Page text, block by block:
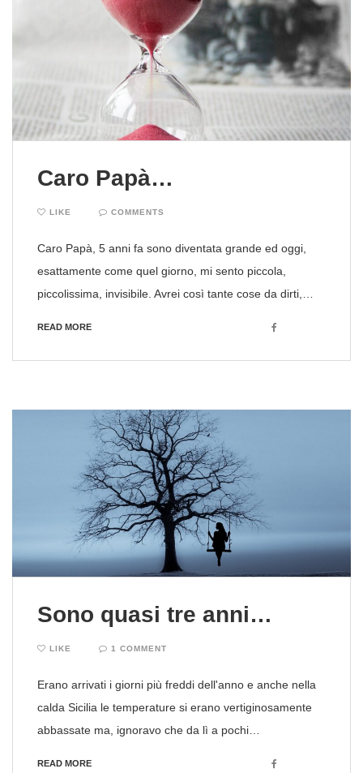
Caro Papà…
LIKE COMMENTS
Caro Papà, 5 anni fa sono diventata grande ed oggi,
esattamente come quel giorno, mi sento piccola,
piccolissima, invisibile. Avrei così tante cose da dirti,…
READ MORE Facebook
Sono quasi tre anni…
LIKE 1 COMMENT
Erano arrivati i giorni più freddi dell'anno e anche nella
calda Sicilia le temperature si erano vertiginosamente
abbassate ma, ignoravo che da lì a pochi…
READ MORE Facebook